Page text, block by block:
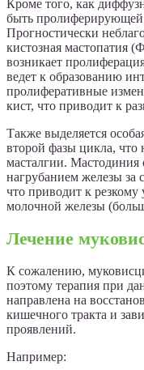
Кроме того, как
быть
Прогностически
кистозная мастопатия
возникает
ведет к образованию
пролиферативные
кист, что приводит к
Также выделяется
второй фазы цикла, что
масталгии. Мастодиния
нагрубанием железы за
что приводит к
молочной железы
Лечение
К сожалению,
поэтому терапия при
направлена на
кишечного тракта и
проявлений.
Например: